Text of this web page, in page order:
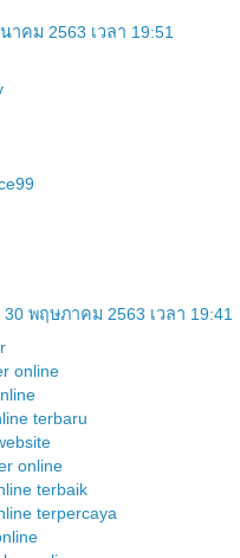
าคม 2563 เวลา 19:51
30 พฤษภาคม 2563 เวลา 19:41
online
terbaru
online
terbaik
terpercaya